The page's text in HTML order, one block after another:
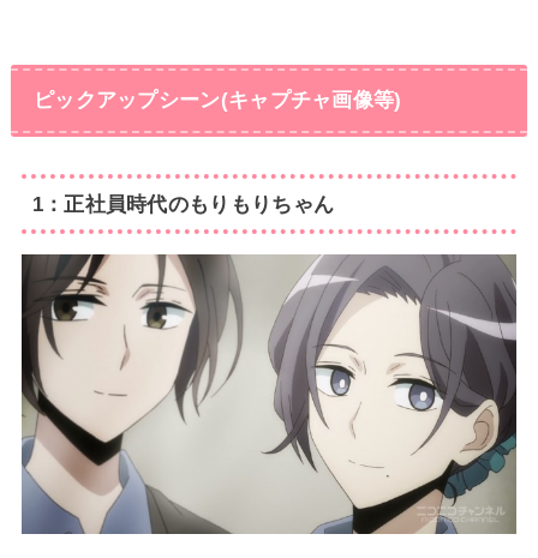
ピックアップシーン(キャプチャ画像等)
1：正社員時代のもりもりちゃん